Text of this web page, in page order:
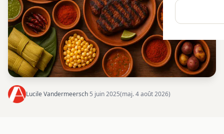
Lucile Vandermeersch·5 juin 2025(maj. 4 août 2026)